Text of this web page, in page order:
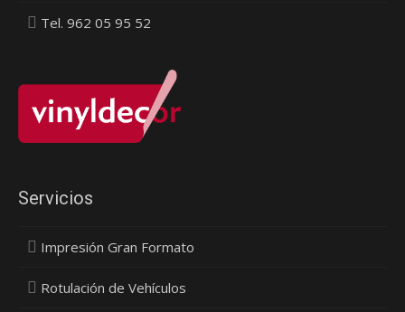
Tel. 962 05 95 52
Servicios
Impresión Gran Formato
Rotulación de Vehículos